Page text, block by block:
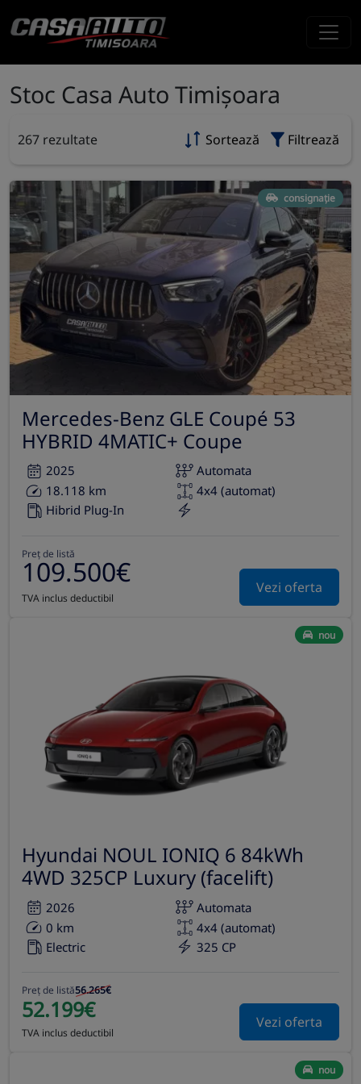
Stoc Casa Auto Timișoara
267 rezultate Sortează Filtrează
consignație
Mercedes-Benz GLE Coupé 53
HYBRID 4MATIC+ Coupe
2025
Automata
18.118 km
4x4 (automat)
Hibrid Plug-In
Preț de listă
109.500€
TVA inclus deductibil
Vezi oferta
nou
Hyundai NOUL IONIQ 6 84kWh
4WD 325CP Luxury (facelift)
2026
Automata
0 km
4x4 (automat)
Electric
325 CP
Preț de listă56.265€
52.199€
TVA inclus deductibil
Vezi oferta
nou